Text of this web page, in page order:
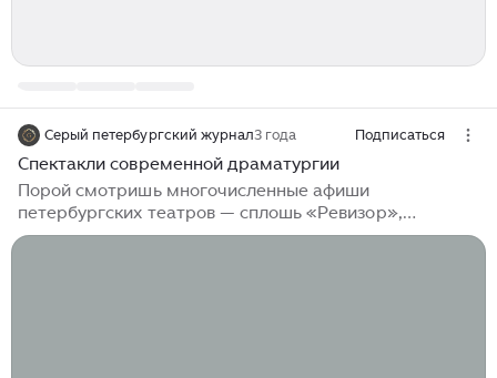
Серый петербургский журнал3 года Подписаться
Спектакли современной драматургии
Порой смотришь многочисленные афиши
петербургских театров — сплошь «Ревизор»,
«Двенадцатая ночь» и «Дядя Ваня». Как и где